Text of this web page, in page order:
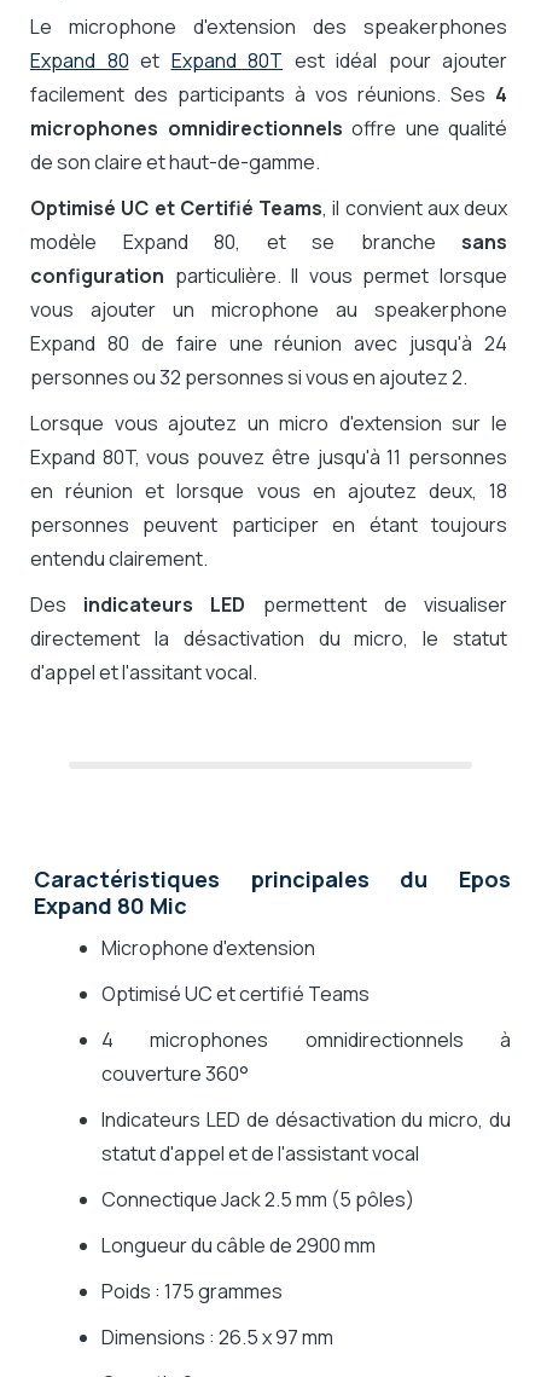
Le microphone d'extension des speakerphones
Expand 80 et Expand 80T est idéal pour ajouter
facilement des participants à vos réunions. Ses 4
microphones omnidirectionnels offre une qualité
de son claire et haut-de-gamme.
Optimisé UC et Certifié Teams, il convient aux deux
modèle Expand 80, et se branche sans
configuration particulière. Il vous permet lorsque
vous ajouter un microphone au speakerphone
Expand 80 de faire une réunion avec jusqu'à 24
personnes ou 32 personnes si vous en ajoutez 2.
Lorsque vous ajoutez un micro d'extension sur le
Expand 80T, vous pouvez être jusqu'à 11 personnes
en réunion et lorsque vous en ajoutez deux, 18
personnes peuvent participer en étant toujours
entendu clairement.
Des indicateurs LED permettent de visualiser
directement la désactivation du micro, le statut
d'appel et l'assitant vocal.
Caractéristiques principales du Epos
Expand 80 Mic
Microphone d'extension
Optimisé UC et certifié Teams
4 microphones omnidirectionnels à
couverture 360°
Indicateurs LED de désactivation du micro, du
statut d'appel et de l'assistant vocal
Connectique Jack 2.5 mm (5 pôles)
Longueur du câble de 2900 mm
Poids : 175 grammes
Dimensions : 26.5 x 97 mm